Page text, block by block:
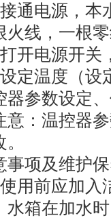
通电源，本
火线，一根
开电源开关
定温度（设
器参数设定
意：温控器
事项及维护
用前应加入
水箱在加水